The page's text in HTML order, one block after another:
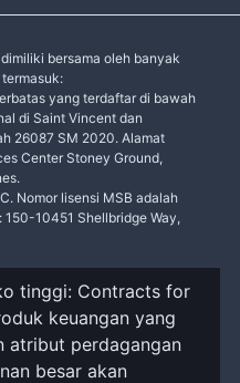
bersama oleh banyak
yang terdaftar di bawah
di Saint Vincent dan
26087 SM 2020. Alamat
Center Stoney Ground,
Nomor lisensi MSB adalah
10451 Shellbridge Way,
tinggi: Contracts for
keuangan yang
atribut perdagangan
besar akan